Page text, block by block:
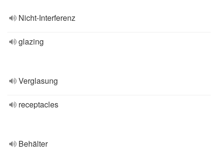
Nicht-Interferenz
glazing
Verglasung
receptacles
Behälter